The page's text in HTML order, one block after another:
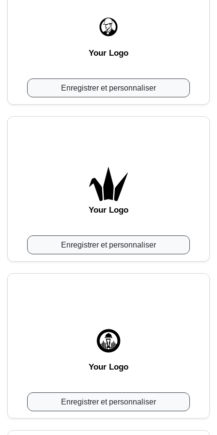
Your Logo
Enregistrer et personnaliser
Your Logo
Enregistrer et personnaliser
Your Logo
Enregistrer et personnaliser